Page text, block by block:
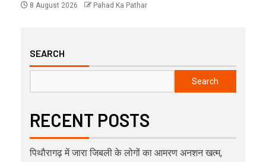
8 August 2026 Pahad Ka Pathar
SEARCH
Search
RECENT POSTS
पिथौरागढ़ में जारा जिबली के लोगों का आमरण अनशन खत्म,